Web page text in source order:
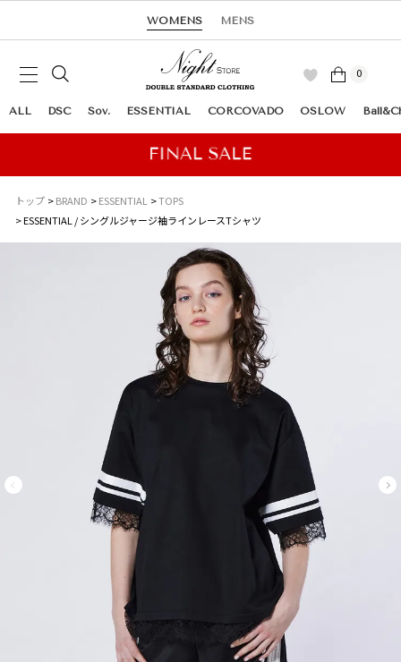
WOMENS MENS
0
ALL DSC Sov. ESSENTIAL CORCOVADO OSLOW
トップ BRAND ESSENTIAL
TOPS
ESSENTIAL / シングルジャージ袖ラインレースTシャツ